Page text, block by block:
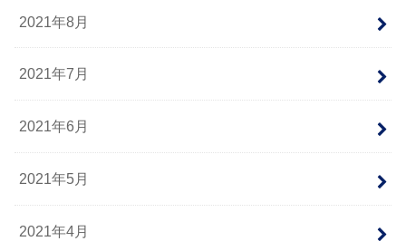
2021年8月
2021年7月
2021年6月
2021年5月
2021年4月